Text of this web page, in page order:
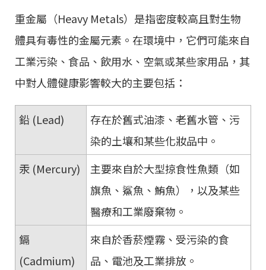
重金屬（Heavy Metals）是指密度較高且對生物
體具有毒性的金屬元素。在環境中，它們可能來自
工業污染、食品、飲用水、空氣或某些家用品，其
中對人體健康影響較大的主要包括：
鉛 (Lead)
存在於舊式油漆、老舊水管、污
染的土壤和某些化妝品中。
汞 (Mercury)
主要來自於大型掠食性魚類（如
旗魚、鯊魚、鮪魚），以及某些
醫療和工業廢棄物。
鎘
(Cadmium)
來自於香菸煙霧、受污染的食
品、電池及工業排放。